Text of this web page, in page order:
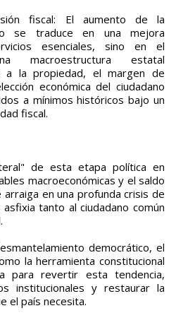
fiscal: El aumento de la
se traduce en una mejora
esenciales, sino en el
macroestructura estatal
a la propiedad, el margen de
económica del ciudadano
a mínimos históricos bajo un
fiscal.
de esta etapa política en
macroeconómicas y el saldo
arraiga en una profunda crisis de
tanto al ciudadano común
democrático, el
la herramienta constitucional
para revertir esta tendencia,
institucionales y restaurar la
el país necesita.